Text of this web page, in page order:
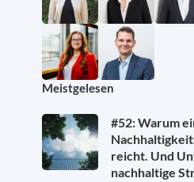
Meistgelesen
#52: Warum
reicht. Und
nachhaltige